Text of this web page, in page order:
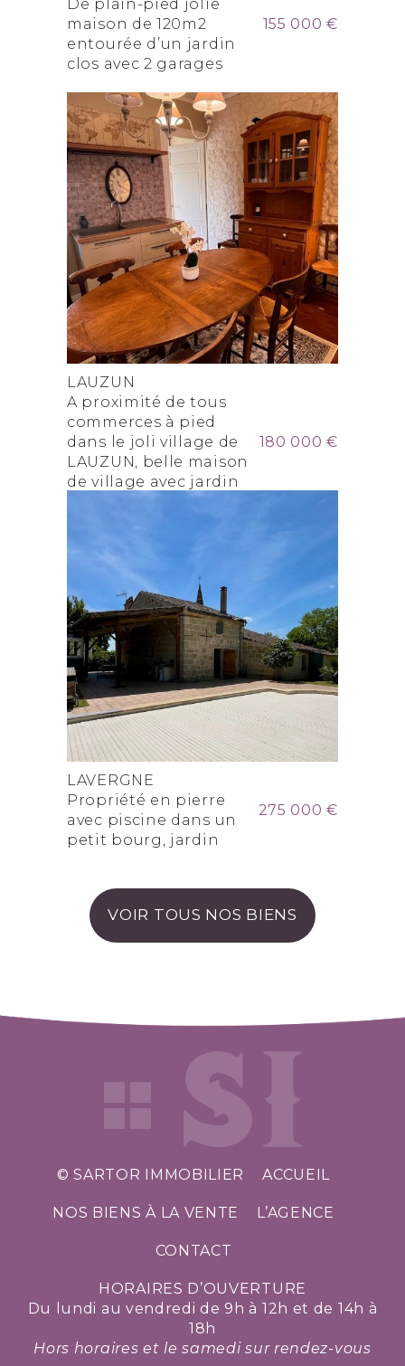
De plain-pied jolie
maison de 120m2
entourée d’un jardin
clos avec 2 garages
155 000 €
LAUZUN
A proximité de tous
commerces à pied
dans le joli village de
LAUZUN, belle maison
de village avec jardin
180 000 €
LAVERGNE
Propriété en pierre
avec piscine dans un
petit bourg, jardin
275 000 €
VOIR TOUS NOS BIENS
© SARTOR IMMOBILIER ACCUEIL
NOS BIENS À LA VENTE L’AGENCE
CONTACT
HORAIRES D’OUVERTURE
Du lundi au vendredi de 9h à 12h et de 14h à
18h
Hors horaires et le samedi sur rendez-vous